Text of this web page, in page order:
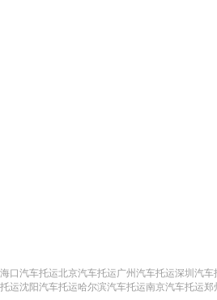
海口汽车托运北京汽车托运广州汽车托运深圳汽车
运沈阳汽车托运哈尔滨汽车托运南京汽车托运郑